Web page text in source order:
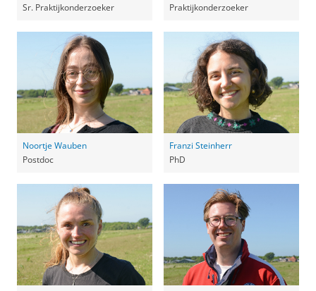
Sr. Praktijkonderzoeker
Praktijkonderzoeker
Noortje Wauben
Postdoc
Franzi Steinherr
PhD